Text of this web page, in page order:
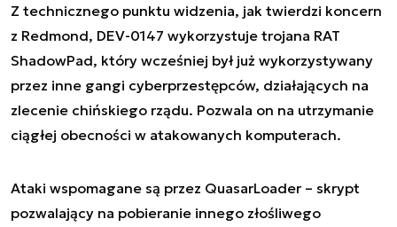
Z technicznego punktu widzenia, jak twierdzi koncern
z Redmond, DEV-0147 wykorzystuje trojana RAT
ShadowPad, który wcześniej był już wykorzystywany
przez inne gangi cyberprzestępców, działających na
zlecenie chińskiego rządu. Pozwala on na utrzymanie
ciągłej obecności w atakowanych komputerach.
Ataki wspomagane są przez QuasarLoader – skrypt
pozwalający na pobieranie innego złośliwego